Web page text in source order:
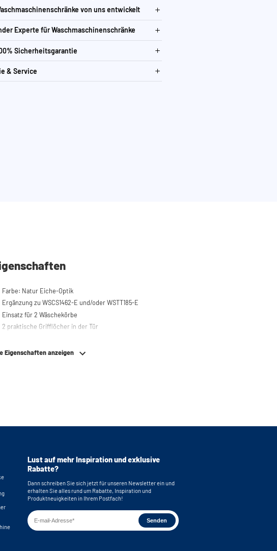
von uns entwickelt
Experte für Waschmaschinenschränke
Sicherheitsgarantie
& Service
Farbe: Natur Eiche-Optik
Ergänzung zu WSCS1462-E und/oder WSTT185-E
Einsatz für 2 Wäschekörbe
2 praktische Grifflöcher in der Tür
Eigenschaften anzeigen
Lust auf mehr Inspiration und exklusive
Rabatte?
Dann schreiben Sie sich jetzt für unseren Newsletter ein und
erhalten Sie alles rund um Rabatte, Inspiration und
Produktneuigkeiten in Ihrem Postfach!